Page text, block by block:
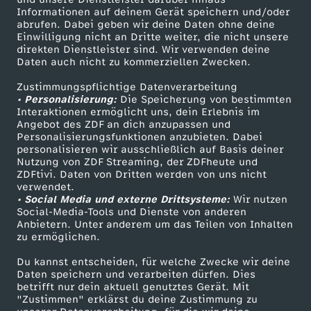
Informationen auf deinem Gerät speichern und/oder
abrufen. Dabei geben wir deine Daten ohne deine
Einwilligung nicht an Dritte weiter, die nicht unsere
direkten Dienstleister sind. Wir verwenden deine
Daten auch nicht zu kommerziellen Zwecken.
Zustimmungspflichtige Datenverarbeitung
• Personalisierung:Die Speicherung von bestimmten
Interaktionen ermöglicht uns, dein Erlebnis im
Angebot des ZDF an dich anzupassen und
Personalisierungsfunktionen anzubieten. Dabei
personalisieren wir ausschließlich auf Basis deiner
Nutzung von ZDF Streaming, der ZDFheute und
ZDFtivi. Daten von Dritten werden von uns nicht
verwendet.
• Social Media und externe Drittsysteme:Wir nutzen
Social-Media-Tools und Dienste von anderen
Anbietern. Unter anderem um das Teilen von Inhalten
zu ermöglichen.
Du kannst entscheiden, für welche Zwecke wir deine
Daten speichern und verarbeiten dürfen. Dies
betrifft nur dein aktuell genutztes Gerät. Mit
"Zustimmen" erklärst du deine Zustimmung zu
e
l
s
u
n
d
F
l
u
n
g
f
ü
r
d
i
e
P
u
w
e
r
k
e
d
e
r
–
W
e
n
n
e
s
N
a
ü
c
k
e
e
s
c
h
i
c
h
t
e
d
i
e
E
w
i
g
e
i
o
n
W
a
s
s
e
r
ZDF-Apps
Smart TV
ZDFtext
Livestreams
Sendungen A-Z
TV-Programm
ZDFmitreden
Kontakt zum ZDF
Tickets
Zuschauerservice
Hilfe
ZDF Unternehmen
Karriere
ZDF goes Schule
Werbefernsehen